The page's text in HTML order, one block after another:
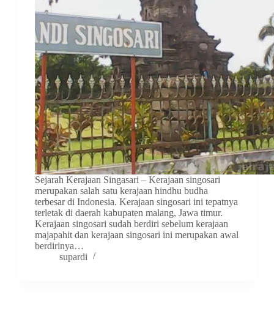
Sejarah Kerajaan Singasari – Kerajaan singosari
merupakan salah satu kerajaan hindhu budha
terbesar di Indonesia. Kerajaan singosari ini tepatnya
terletak di daerah kabupaten malang, Jawa timur.
Kerajaan singosari sudah berdiri sebelum kerajaan
majapahit dan kerajaan singosari ini merupakan awal
berdirinya…
supardi